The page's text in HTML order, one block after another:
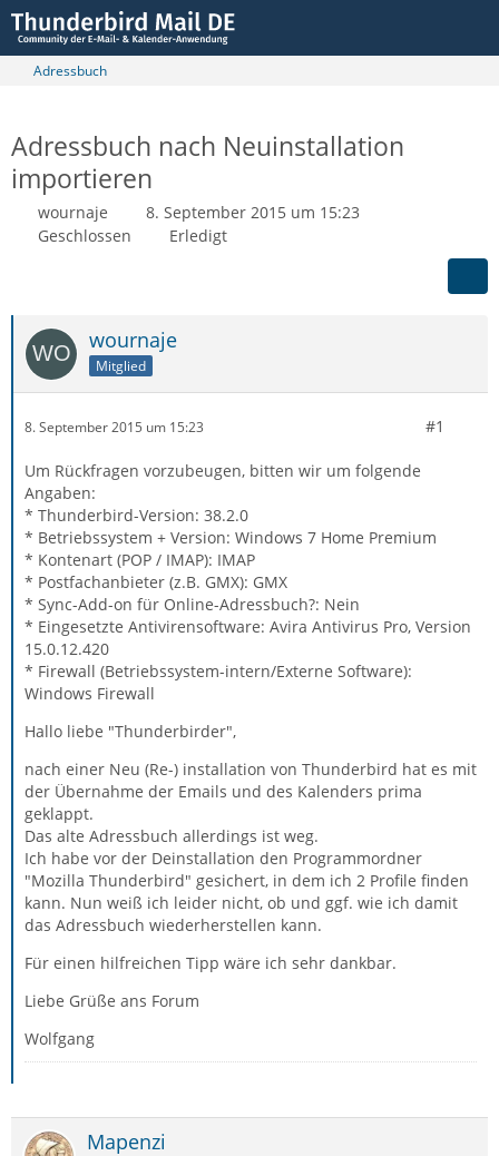
Adressbuch
Adressbuch nach Neuinstallation
importieren
wournaje
8. September 2015 um 15:23
Geschlossen
Erledigt
wournaje
Mitglied
8. September 2015 um 15:23 #1
Um Rückfragen vorzubeugen, bitten wir um folgende
Angaben:
* Thunderbird-Version: 38.2.0
* Betriebssystem + Version: Windows 7 Home Premium
* Kontenart (POP / IMAP): IMAP
* Postfachanbieter (z.B. GMX): GMX
* Sync-Add-on für Online-Adressbuch?: Nein
* Eingesetzte Antivirensoftware: Avira Antivirus Pro, Version
15.0.12.420
* Firewall (Betriebssystem-intern/Externe Software):
Windows Firewall
Hallo liebe "Thunderbirder",
nach einer Neu (Re-) installation von Thunderbird hat es mit
der Übernahme der Emails und des Kalenders prima
geklappt.
Das alte Adressbuch allerdings ist weg.
Ich habe vor der Deinstallation den Programmordner
"Mozilla Thunderbird" gesichert, in dem ich 2 Profile finden
kann. Nun weiß ich leider nicht, ob und ggf. wie ich damit
das Adressbuch wiederherstellen kann.
Für einen hilfreichen Tipp wäre ich sehr dankbar.
Liebe Grüße ans Forum
Wolfgang
Mapenzi